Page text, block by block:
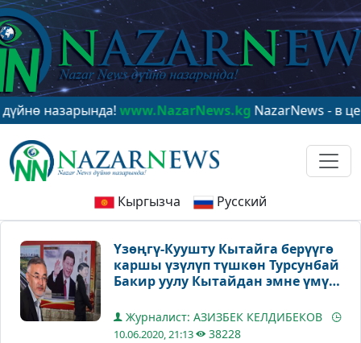
www.NazarNews.kgNazarNews - в центре
Кыргызча Русский
Үзөңгү-Куушту Кытайга берүүгө
каршы үзүлүп түшкөн Турсунбай
Бакир уулу Кытайдан эмне үмүт
Журналист: АЗИЗБЕК КЕЛДИБЕКОВ
10.06.2020, 21:13 38228